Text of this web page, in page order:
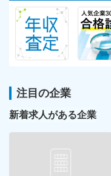
注目の企業
新着求人がある企業